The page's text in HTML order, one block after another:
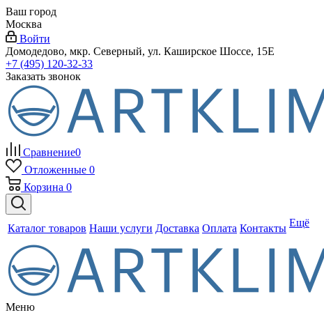
Ваш город
Москва
Войти
Домодедово, мкр. Северный, ул. Каширское Шоссе, 15Е
+7 (495) 120-32-33
Заказать звонок
Сравнение0
Отложенные 0
Корзина 0
Каталог товаров Наши услуги Доставка Оплата Контакты Ещё
Меню